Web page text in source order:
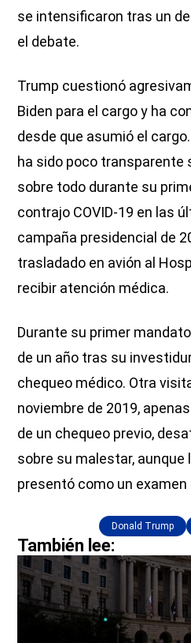
se intensificaron tras un
el debate.
Trump cuestionó
Biden para el cargo y ha
desde que asumió el
ha sido poco transparente
sobre todo durante su
contrajo COVID-19 en las
campaña presidencial de
trasladado en avión al
recibir atención médica.
Durante su primer
de un año tras su
chequeo médico. Otra
noviembre de 2019,
de un chequeo previo,
sobre su malestar, aunque
presentó como un examen
Donald Trump
También lee: